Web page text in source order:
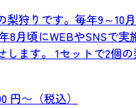
梨狩りです。毎年9～10
8月頃にWEBやSNSで実
お知らせします。 1セットで2
円〜（税込）